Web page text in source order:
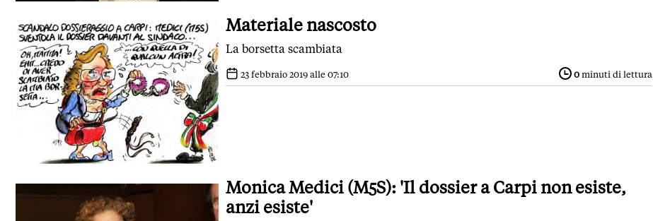
Materiale nascosto
La borsetta scambiata
23 febbraio 2019 alle 07:10 0 minuti di lettura
Monica Medici (M5S): 'Il dossier a Carpi non esiste,
anzi esiste'